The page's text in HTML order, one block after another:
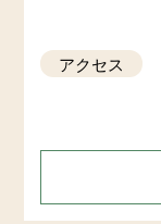
アクセス